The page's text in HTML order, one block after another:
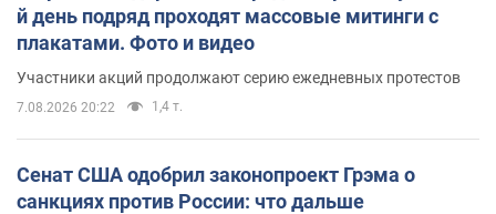
й день подряд проходят массовые митинги с
плакатами. Фото и видео
Участники акций продолжают серию ежедневных протестов
7.08.2026 20:22 1,4 т.
Сенат США одобрил законопроект Грэма о
санкциях против России: что дальше